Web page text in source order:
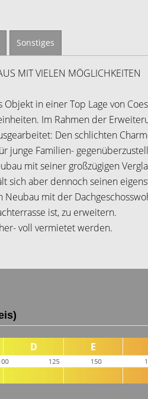
Sonstiges
MIT VIELEN MÖGLICHKEITEN
in einer Top Lage von
Im Rahmen der
Den schlichten
junge Familien-
mit seiner großzügigen
sich aber dennoch seinen
mit der
ist, zu erweitern.
voll vermietet werden.